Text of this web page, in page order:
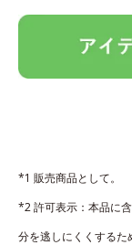
*1 販売商品として。
*2 許可表示：本品に
分を逃しにくくするた